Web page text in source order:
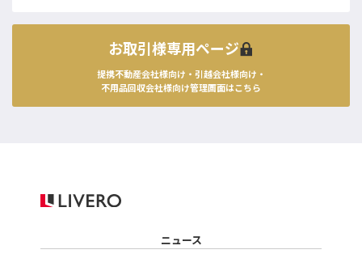
お取引様専用ページ
提携不動産会社様向け・引越会社様向け・
不用品回収会社様向け管理画面はこちら
ニュース